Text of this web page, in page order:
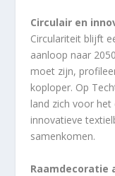
Circulair en
Circulariteit blijft
aanloop naar
moet zijn,
koploper. Op
land zich voor
innovatieve
samenkomen.
Raamdecoratie